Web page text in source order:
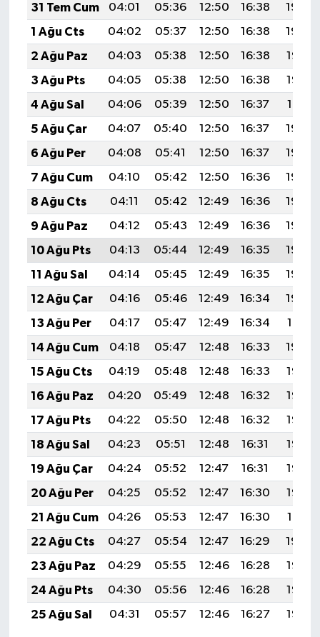
31 Tem Cum
04:01 05:36 12:50 16:38
19:54
1 Ağu Cts
04:02 05:37 12:50 16:38
19:54
2 Ağu Paz
04:03 05:38 12:50 16:38
19:53
3 Ağu Pts
04:05 05:38 12:50 16:38
19:52
4 Ağu Sal
04:06 05:39 12:50 16:37
19:51
5 Ağu Çar
04:07 05:40 12:50 16:37
19:50
6 Ağu Per
04:08 05:41 12:50 16:37
19:49
7 Ağu Cum
04:10 05:42 12:50 16:36
19:48
8 Ağu Cts
04:11 05:42 12:49 16:36
19:46
9 Ağu Paz
04:12 05:43 12:49 16:36
19:45
10 Ağu Pts
04:13 05:44 12:49 16:35
19:44
11 Ağu Sal
04:14 05:45 12:49 16:35
19:43
12 Ağu Çar
04:16 05:46 12:49 16:34
19:42
13 Ağu Per
04:17 05:47 12:49 16:34
19:41
14 Ağu Cum
04:18 05:47 12:48 16:33
19:40
15 Ağu Cts
04:19 05:48 12:48 16:33
19:38
16 Ağu Paz
04:20 05:49 12:48 16:32
19:37
17 Ağu Pts
04:22 05:50 12:48 16:32
19:36
18 Ağu Sal
04:23 05:51 12:48 16:31
19:35
19 Ağu Çar
04:24 05:52 12:47 16:31
19:33
20 Ağu Per
04:25 05:52 12:47 16:30
19:32
21 Ağu Cum
04:26 05:53 12:47 16:30
19:31
22 Ağu Cts
04:27 05:54 12:47 16:29
19:29
23 Ağu Paz
04:29 05:55 12:46 16:28
19:28
24 Ağu Pts
04:30 05:56 12:46 16:28
19:27
25 Ağu Sal
04:31 05:57 12:46 16:27 19:25